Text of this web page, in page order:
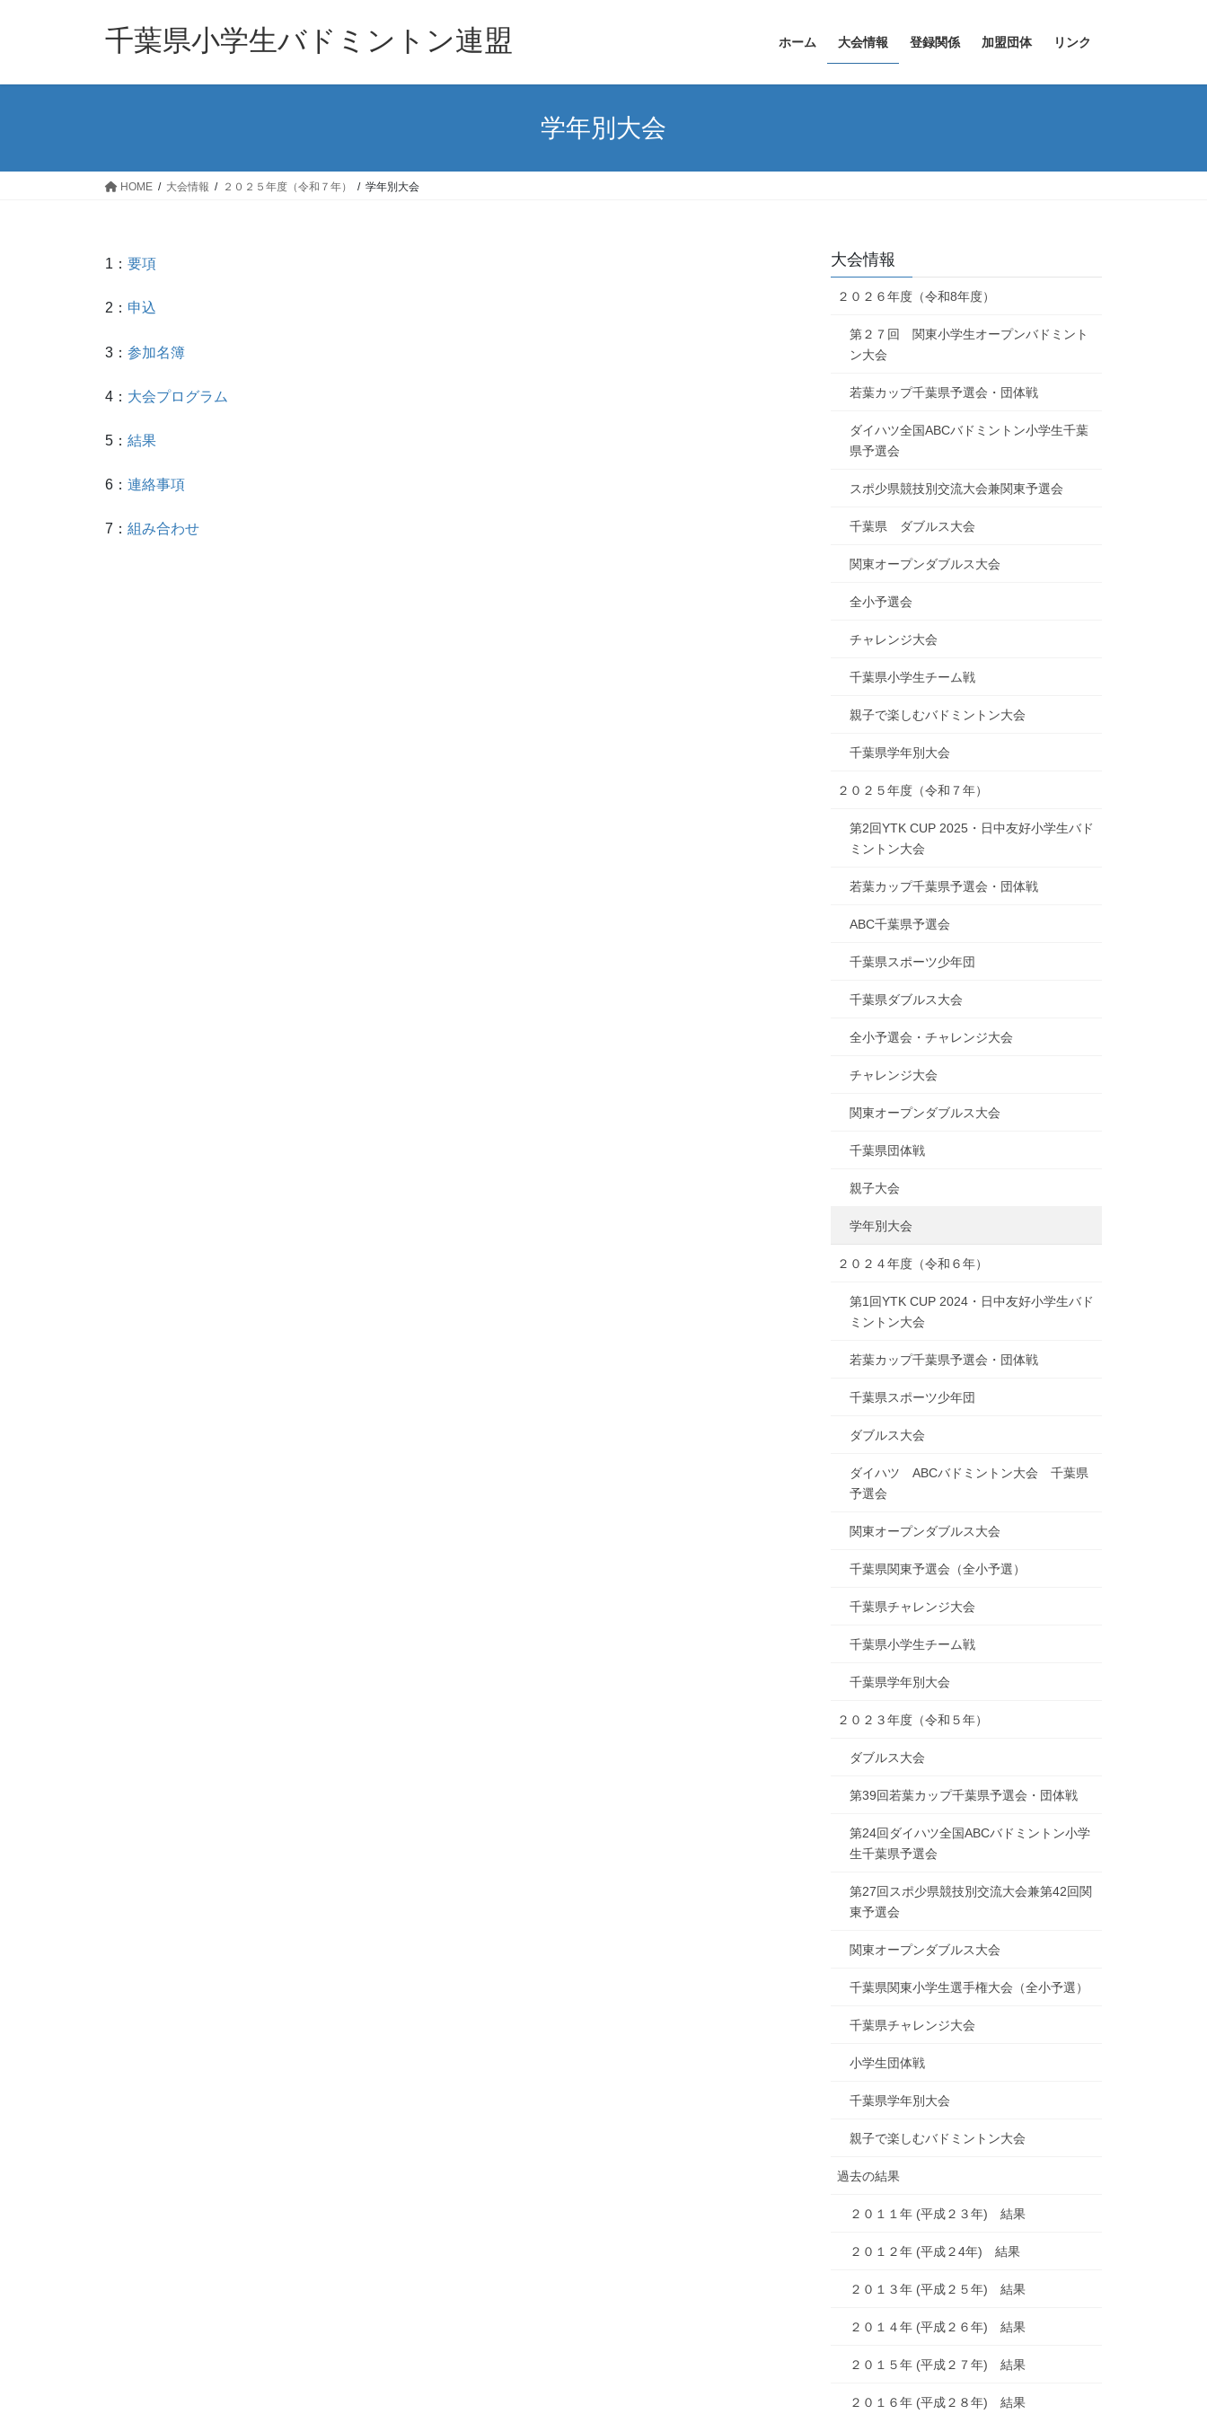
千葉県小学生バドミントン連盟 ホーム 大会情報 登録関係 加盟団体 リンク
学年別大会
HOME 大会情報 ２０２５年度（令和７年） 学年別大会
1： 要項
2： 申込
3： 参加名簿
4： 大会プログラム
5： 結果
6： 連絡事項
7： 組み合わせ
大会情報
２０２６年度（令和8年度）
第２７回 関東小学生オープンバドミント
ン大会
若葉カップ千葉県予選会・団体戦
ダイハツ全国ABCバドミントン小学生千葉
県予選会
スポ少県競技別交流大会兼関東予選会
千葉県 ダブルス大会
関東オープンダブルス大会
全小予選会
チャレンジ大会
千葉県小学生チーム戦
親子で楽しむバドミントン大会
千葉県学年別大会
２０２５年度（令和７年）
第2回YTK CUP 2025・日中友好小学生バド
ミントン大会
若葉カップ千葉県予選会・団体戦
ABC千葉県予選会
千葉県スポーツ少年団
千葉県ダブルス大会
全小予選会・チャレンジ大会
チャレンジ大会
関東オープンダブルス大会
千葉県団体戦
親子大会
学年別大会
２０２４年度（令和６年）
第1回YTK CUP 2024・日中友好小学生バド
ミントン大会
若葉カップ千葉県予選会・団体戦
千葉県スポーツ少年団
ダブルス大会
ダイハツ ABCバドミントン大会 千葉県
予選会
関東オープンダブルス大会
千葉県関東予選会（全小予選）
千葉県チャレンジ大会
千葉県小学生チーム戦
千葉県学年別大会
２０２３年度（令和５年）
ダブルス大会
第39回若葉カップ千葉県予選会・団体戦
第24回ダイハツ全国ABCバドミントン小学
生千葉県予選会
第27回スポ少県競技別交流大会兼第42回関
東予選会
関東オープンダブルス大会
千葉県関東小学生選手権大会（全小予選）
千葉県チャレンジ大会
小学生団体戦
千葉県学年別大会
親子で楽しむバドミントン大会
過去の結果
２０１１年 (平成２３年) 結果
２０１２年 (平成２4年) 結果
２０１３年 (平成２５年) 結果
２０１４年 (平成２６年) 結果
２０１５年 (平成２７年) 結果
２０１６年 (平成２８年) 結果